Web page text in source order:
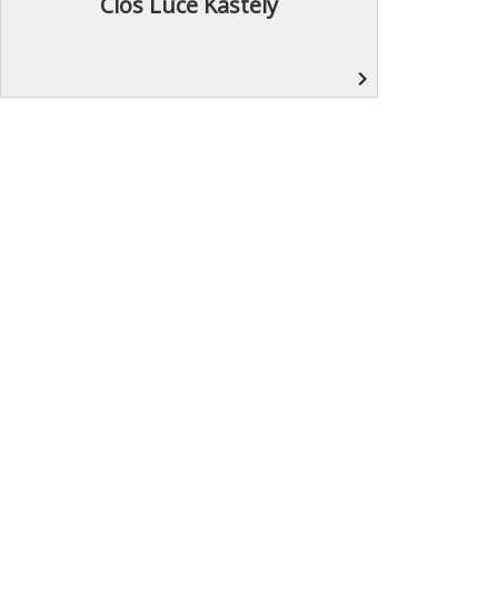
navigate_next